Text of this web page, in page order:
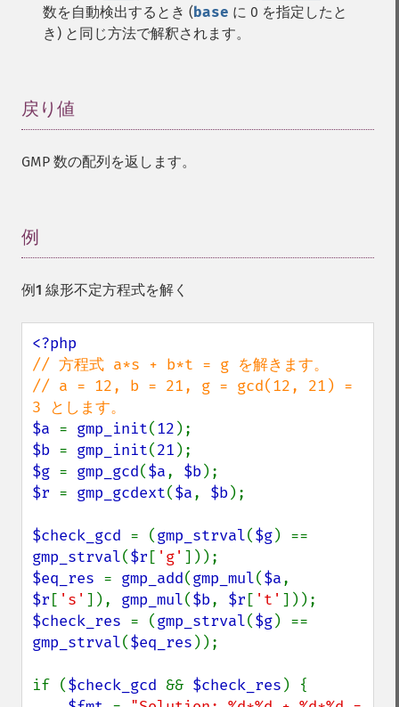
数を自動検出するとき (base に 0 を指定したと
き) と同じ方法で解釈されます。
戻り値
GMP 数の配列を返します。
例
例1 線形不定方程式を解く
// 方程式 a*s + b*t = g を解きます。
// a = 12, b = 21, g = gcd(12, 21) =
$a = gmp_init(12
$b = gmp_init(21
$g = gmp_gcd($a, $b
$r = gmp_gcdext($a, $b);
$check_gcd = (gmp_strval($g
gmp_strval($r [ 'g'
$eq_res = gmp_add(gmp_mul($a
$r [ 's' ]), gmp_mul($b, $r [ 't'
$check_res = (gmp_strval($g
gmp_strval($eq_res ));
if ($check_gcd && $check_res ) {